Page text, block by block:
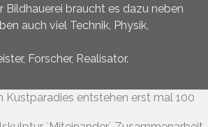
Bildhauerei braucht es dazu neben
auch viel Technik, Physik,
Forscher, Realisator.